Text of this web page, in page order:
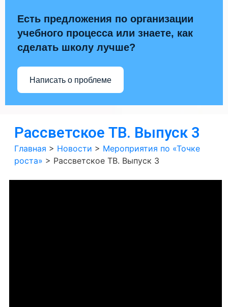
Есть предложения по организации
учебного процесса или знаете, как
сделать школу лучше?
Написать о проблеме
Рассветское ТВ. Выпуск 3
Главная > Новости > Мероприятия по «Точке
роста» > Рассветское ТВ. Выпуск 3